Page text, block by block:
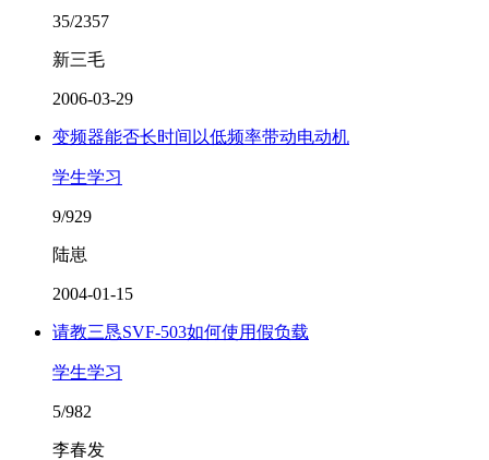
35/2357
新三毛
2006-03-29
变频器能否长时间以低频率带动电动机
学生学习
9/929
陆崽
2004-01-15
请教三恳SVF-503如何使用假负载
学生学习
5/982
李春发